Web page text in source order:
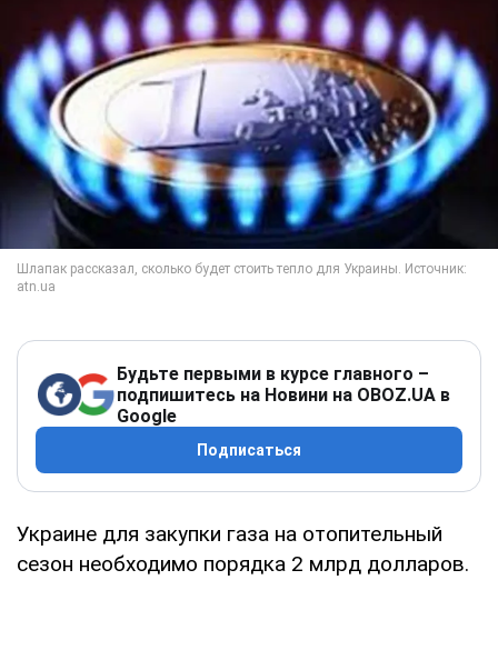
Будьте первыми в курсе главного –
подпишитесь на Новини на OBOZ.UA в
Google
Подписаться
Украине для закупки газа на отопительный
сезон необходимо порядка 2 млрд долларов.